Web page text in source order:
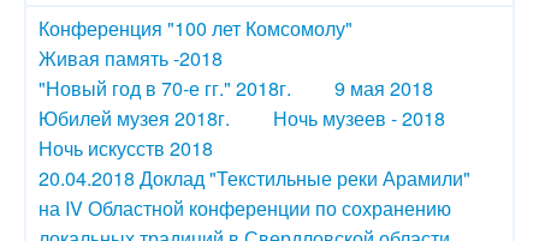
Конференция "100 лет Комсомолу"
Живая память -2018
"Новый год в 70-е гг." 2018г.
9 мая 2018
Юбилей музея 2018г.
Ночь музеев - 2018
Ночь искусств 2018
20.04.2018 Доклад "Текстильные реки Арамили"
на IV Областной конференции по сохранению